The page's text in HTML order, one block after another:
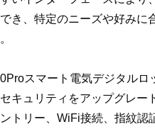
き、特定のニーズや好みに
スマート電気デジタルロ
キュリティをアップグレー
トリー、WiFi接続、指紋認